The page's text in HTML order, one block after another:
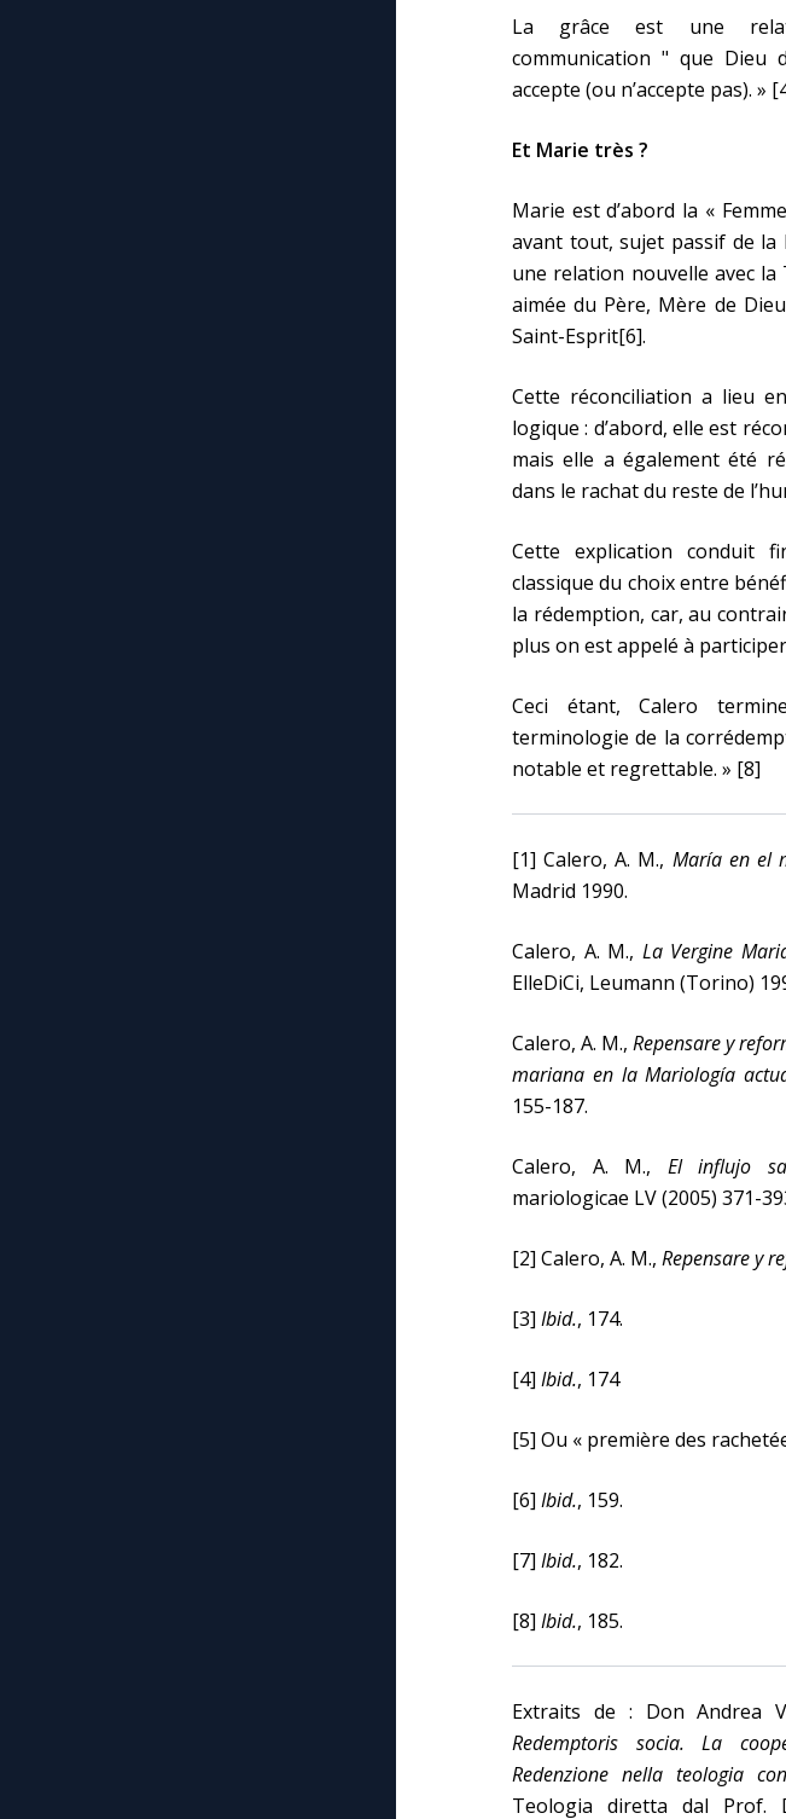
La grâce est une
communication " que Dieu
accepte (ou n’accepte pas). »
Et Marie très ?
Marie est d’abord la «
avant tout, sujet passif de la
une relation nouvelle avec
aimée du Père, Mère de
Saint-Esprit[6].
Cette réconciliation a lieu
logique : d’abord, elle est
mais elle a également été
dans le rachat du reste de
Cette explication conduit
classique du choix entre
la rédemption, car, au
plus on est appelé à
Ceci étant, Calero
terminologie de la
notable et regrettable. » [8]
[1] Calero, A. M., María en el
Madrid 1990.
Calero, A. M., La Vergine
ElleDiCi, Leumann (Torino)
Calero, A. M., Repensare y
mariana en la Mariología
155-187.
Calero, A. M., El influjo
mariologicae LV (2005) 371-
[2] Calero, A. M., Repensare y
[3] Ibid., 174.
[4] Ibid., 174
[5] Ou « première des
[6] Ibid., 159.
[7] Ibid., 182.
[8] Ibid., 185.
Extraits de : Don Andrea
Redemptoris socia. La
Redenzione nella teologia
Teologia diretta dal Prof.